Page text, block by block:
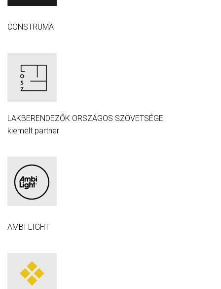
CONSTRUMA
LAKBERENDEZŐK ORSZÁGOS SZÖVETSÉGE
kiemelt partner
AMBI LIGHT